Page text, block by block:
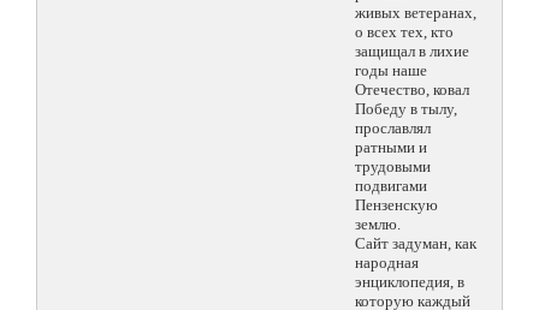
живых ветеранах,
о всех тех, кто
защищал в лихие
годы наше
Отечество, ковал
Победу в тылу,
прославлял
ратными и
трудовыми
подвигами
Пензенскую
землю.
Сайт задуман, как
народная
энциклопедия, в
которую каждый